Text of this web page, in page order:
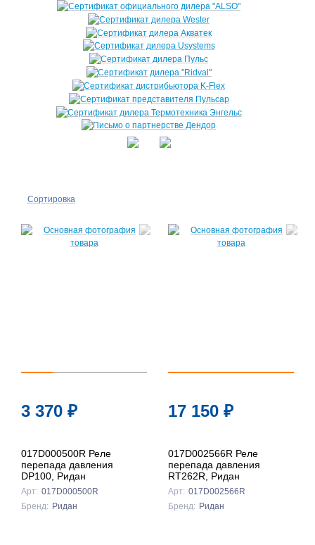
Сортировка
↑
↓
3 370 ₽
017D000500R Реле
перепада давления
DP100, Ридан
Арт: 017D000500R
Бренд: Ридан
17 150 ₽
017D002566R Реле
перепада давления
RT262R, Ридан
Арт: 017D002566R
Бренд: Ридан